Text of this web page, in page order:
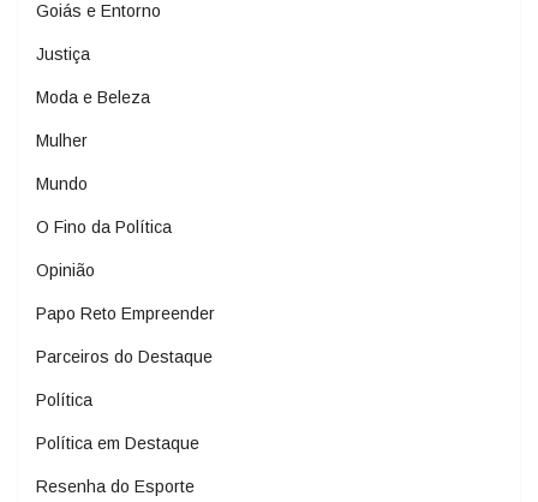
Goiás e Entorno
Justiça
Moda e Beleza
Mulher
Mundo
O Fino da Política
Opinião
Papo Reto Empreender
Parceiros do Destaque
Política
Política em Destaque
Resenha do Esporte